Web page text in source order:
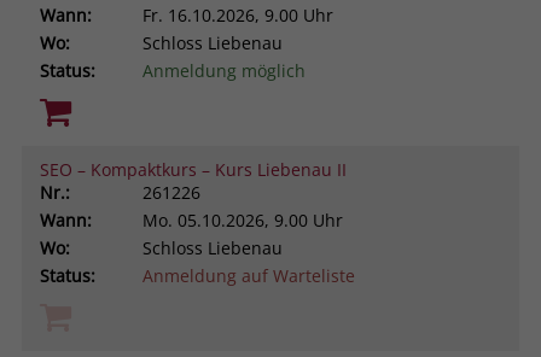
Wann:
Fr. 16.10.2026, 9.00 Uhr
Wo:
Schloss Liebenau
Status:
Anmeldung möglich
SEO – Kompaktkurs – Kurs Liebenau II
Nr.:
261226
Wann:
Mo. 05.10.2026, 9.00 Uhr
Wo:
Schloss Liebenau
Status:
Anmeldung auf Warteliste